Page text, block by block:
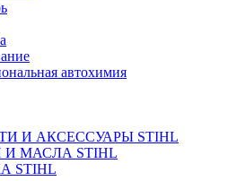
автохимия
И АКСЕССУАРЫ STIHL
МАСЛА STIHL
STIHL